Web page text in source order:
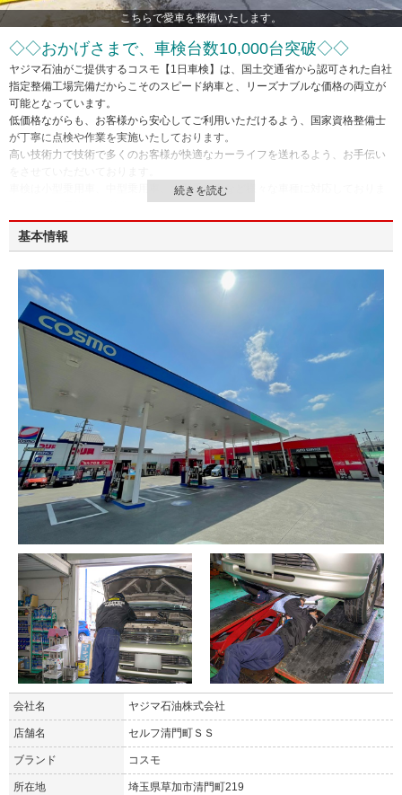
こちらで愛車を整備いたします。
◇◇おかげさまで、車検台数10,000台突破◇◇
ヤジマ石油がご提供するコスモ【1日車検】は、国土交通省から認可された自社
指定整備工場完備だからこそのスピード納車と、リーズナブルな価格の両立が
可能となっています。
低価格ながらも、お客様から安心してご利用いただけるよう、国家資格整備士
が丁寧に点検や作業を実施いたしております。
高い技術力で技術で多くのお客様が快適なカーライフを送れるよう、お手伝い
車検は小型乗用車、中型乗用車、大型乗用車など様々な車種に対応しておりま
すので、お気軽にご相談ください。
詳細はスタッフまでお問い合わせ下さい。
基本情報
会社名 ヤジマ石油株式会社
店舗名 セルフ清門町ＳＳ
ブランド コスモ
所在地
埼玉県草加市清門町219